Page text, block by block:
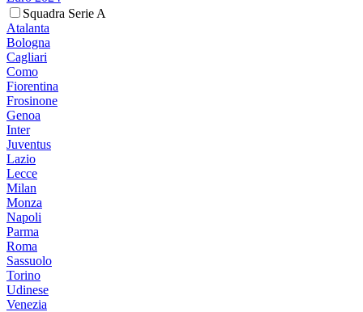
Squadra Serie A
Atalanta
Bologna
Cagliari
Como
Fiorentina
Frosinone
Genoa
Inter
Juventus
Lazio
Lecce
Milan
Monza
Napoli
Parma
Roma
Sassuolo
Torino
Udinese
Venezia